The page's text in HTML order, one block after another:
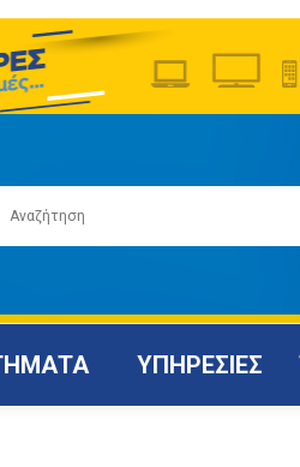
ΥΠΗΡΕΣΙΕΣ